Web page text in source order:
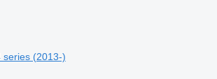
series (2013-)